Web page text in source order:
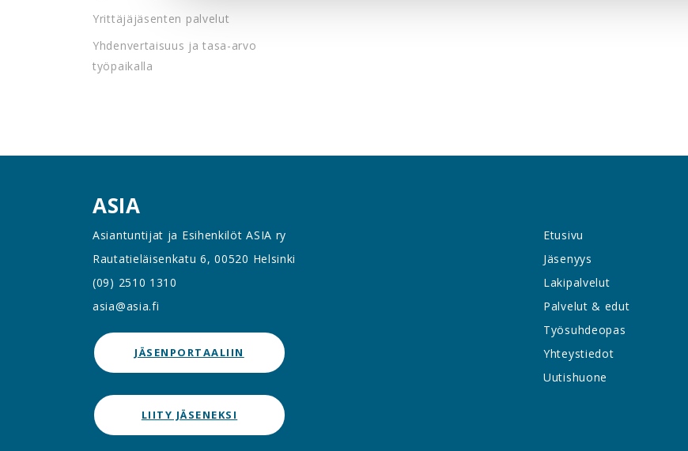
Yrittäjäjäsenten palvelut
Yhdenvertaisuus ja tasa-arvo
työpaikalla
ASIA
Asiantuntijat ja Esihenkilöt ASIA ry
Rautatieläisenkatu 6, 00520 Helsinki
(09) 2510 1310
asia@asia.fi
JÄSENPORTAALIIN
LIITY JÄSENEKSI
Etusivu
Jäsenyys
Lakipalvelut
Palvelut & edut
Työsuhdeopas
Yhteystiedot
Uutishuone